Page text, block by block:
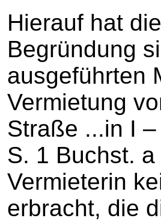
Hierauf hat
Begründung
ausgeführten
Vermietung
Straße ...in I
S. 1 Buchst.
Vermieterin
erbracht, die